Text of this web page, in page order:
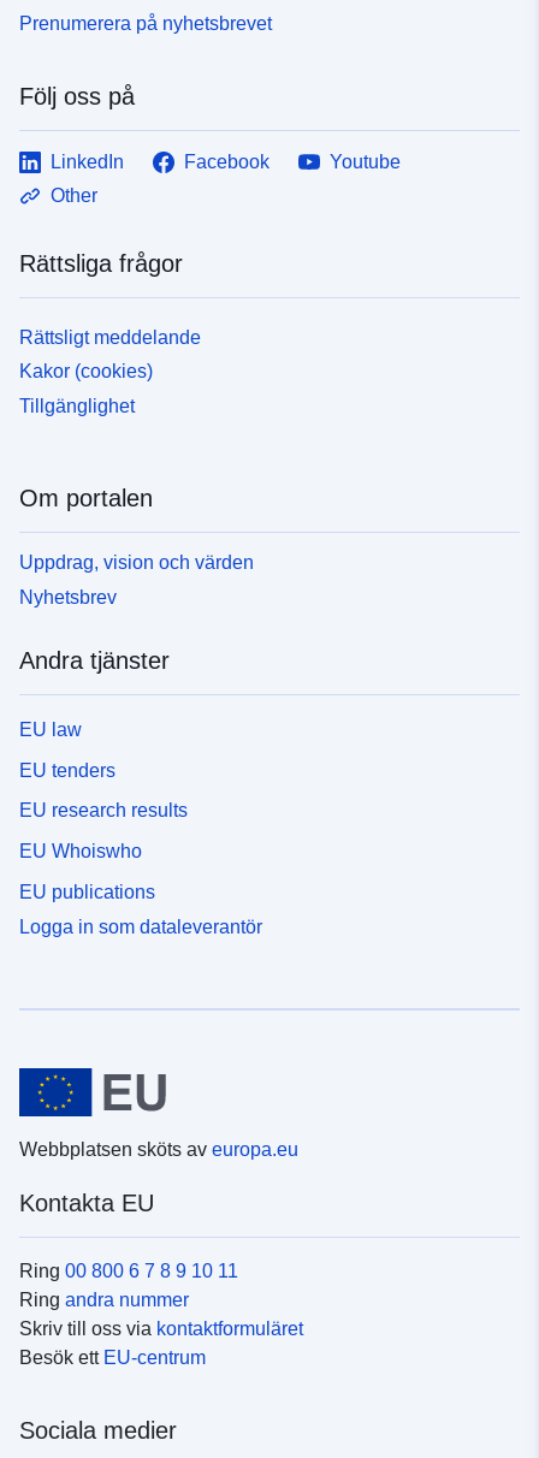
Prenumerera på nyhetsbrevet
Följ oss på
LinkedIn Facebook
Youtube
Other
Rättsliga frågor
Rättsligt meddelande
Kakor (cookies)
Tillgänglighet
Om portalen
Uppdrag, vision och värden
Nyhetsbrev
Andra tjänster
EU law
EU tenders
EU research results
EU Whoiswho
EU publications
Logga in som dataleverantör
Webbplatsen sköts av europa.eu
Kontakta EU
Ring 00 800 6 7 8 9 10 11
Ring andra nummer
Skriv till oss via kontaktformuläret
Besök ett EU-centrum
Sociala medier